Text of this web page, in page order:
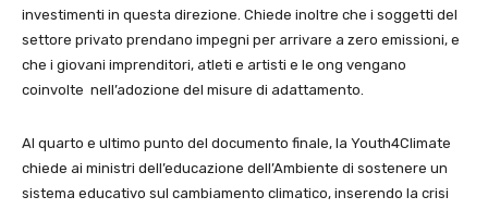
investimenti in questa direzione. Chiede inoltre che i soggetti del
settore privato prendano impegni per arrivare a zero emissioni, e
che i giovani imprenditori, atleti e artisti e le ong vengano
coinvolte nell’adozione del misure di adattamento.
Al quarto e ultimo punto del documento finale, la Youth4Climate
chiede ai ministri dell’educazione dell’Ambiente di sostenere un
sistema educativo sul cambiamento climatico, inserendo la crisi